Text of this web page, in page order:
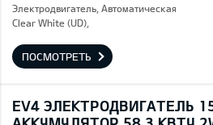
Электродвигатель, Автоматическая
Clear White (UD),
ПОСМОТРЕТЬ
EV4 ЭЛЕКТРОДВИГАТЕЛЬ